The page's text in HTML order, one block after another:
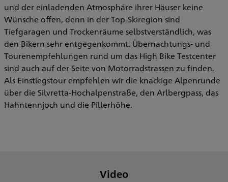
und der einladenden Atmosphäre ihrer Häuser keine
Wünsche offen, denn in der Top-Skiregion sind
Tiefgaragen und Trockenräume selbstverständlich, was
den Bikern sehr entgegenkommt. Übernachtungs- und
Tourenempfehlungen rund um das High Bike Testcenter
sind auch auf der Seite von Motorradstrassen zu finden.
Als Einstiegstour empfehlen wir die knackige Alpenrunde
über die Silvretta-Hochalpenstraße, den Arlbergpass, das
Hahntennjoch und die Pillerhöhe.
Video